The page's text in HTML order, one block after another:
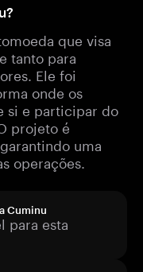
que visa
tanto para
Ele foi
onde os
si e participar do
projeto é
uma
operações.
Cuminu
para esta